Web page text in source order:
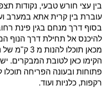
בין עצי חורש טבעי, נקודות
עוברת בין קרית אתא במערב
בסוף דרך מנחם בגין פינת
להיכנס אל תחילת דרך הנוף
מכאן תוכלו
הקימו כאן לטובת המבקרים.
פתוחות ובעונה הפריחה
רקפות, כלניות ועוד.